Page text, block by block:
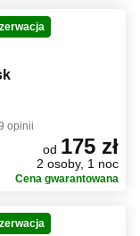
opinii
od 175 zł
2 osoby, 1 noc
Cena gwarantowana